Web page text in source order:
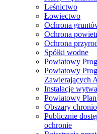
Leśnictwo
Łowiectwo
Ochrona
Ochrona
Ochrona
Spółki wodne
Powiatowy
Powiatowy
Zawierających
Instalacje
Powiatowy
Obszary
Publicznie
ochronie